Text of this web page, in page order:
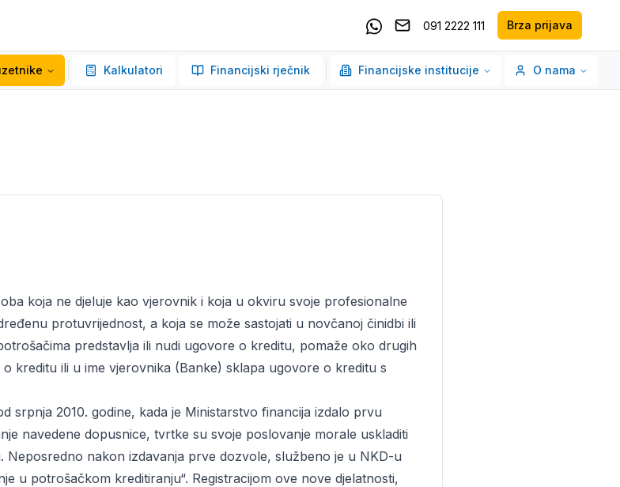
Kontaktirajte nas putem Whatsappa
091 2222 111 Brza prijava
Kalkulatori Financijski rječnik Financijske institucije O nama
koja ne djeluje kao vjerovnik i koja u okviru svoje profesionalne
protuvrijednost, a koja se može sastojati u novčanoj činidbi ili
predstavlja ili nudi ugovore o kreditu, pomaže oko drugih
kreditu ili u ime vjerovnika (Banke) sklapa ugovore o kreditu s
srpnja 2010. godine, kada je Ministarstvo financija izdalo prvu
navedene dopusnice, tvrtke su svoje poslovanje morale uskladiti
nakon izdavanja prve dozvole, službeno je u NKD-u
u potrošačkom kreditiranju“. Registracijom ove nove djelatnosti,